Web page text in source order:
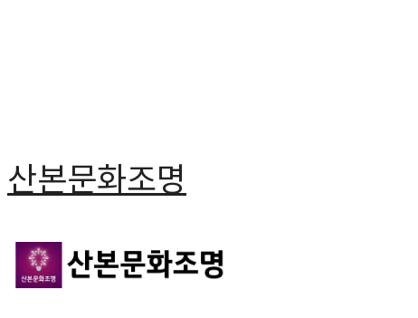
산본문화조명